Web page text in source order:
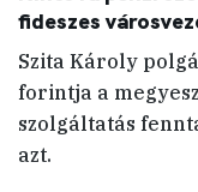
fideszes
Szita Károly
forintja a
szolgáltatás
azt.